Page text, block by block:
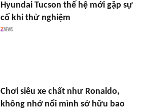
Hyundai Tucson thế hệ mới gặp sự
cố khi thử nghiệm
Chơi siêu xe chất như Ronaldo,
không nhớ nổi mình sở hữu bao